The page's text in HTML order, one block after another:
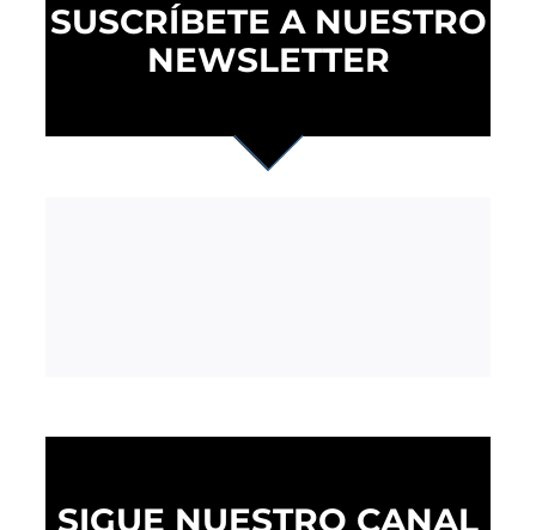
SUSCRÍBETE A NUESTRO
NEWSLETTER
SIGUE NUESTRO CANAL